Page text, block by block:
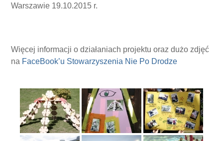
Warszawie 19.10.2015 r.
Więcej informacji o działaniach projektu oraz dużo zdjęć
na FaceBook’u Stowarzyszenia Nie Po Drodze